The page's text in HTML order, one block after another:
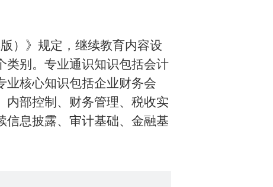
）》规定，继续教育内容设
类别。专业通识知识包括会计
业核心知识包括企业财务会
内部控制、财务管理、税收实
信息披露、审计基础、金融基